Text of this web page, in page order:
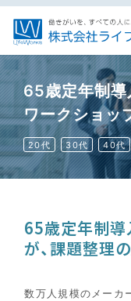
65歳定年制導
ワークショッ
20代 30代 40代
65歳定年制導
が、課題整理
数万人規模のメーカ